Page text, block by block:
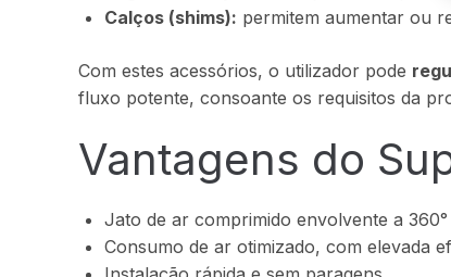
Calços (shims): permitem aumentar ou
Com estes acessórios, o utilizador pode
fluxo potente, consoante os requisitos da
Vantagens do
Jato de ar comprimido envolvente a 360°
Consumo de ar otimizado, com elevada